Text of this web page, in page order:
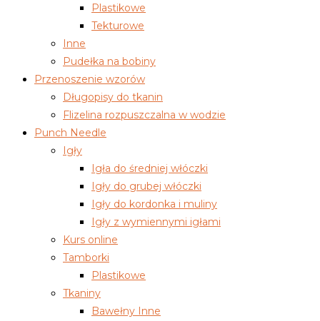
Plastikowe
Tekturowe
Inne
Pudełka na bobiny
Przenoszenie wzorów
Długopisy do tkanin
Flizelina rozpuszczalna w wodzie
Punch Needle
Igły
Igła do średniej włóczki
Igły do grubej włóczki
Igły do kordonka i muliny
Igły z wymiennymi igłami
Kurs online
Tamborki
Plastikowe
Tkaniny
Bawełny Inne